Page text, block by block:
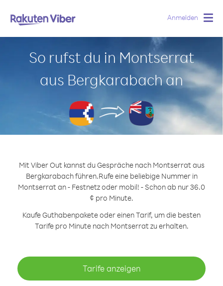
Anmelden
So rufst du in Montserrat
aus Bergkarabach an
Mit Viber Out kannst du Gespräche nach Montserrat aus
Bergkarabach führen.Rufe eine beliebige Nummer in
Montserrat an - Festnetz oder mobil! - Schon ab nur 36.0
¢ pro Minute.
Kaufe Guthabenpakete oder einen Tarif, um die besten
Tarife pro Minute nach Montserrat zu erhalten.
Tarife anzeigen